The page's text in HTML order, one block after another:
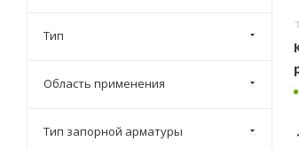
Тип
Область применения
Тип запорной арматуры